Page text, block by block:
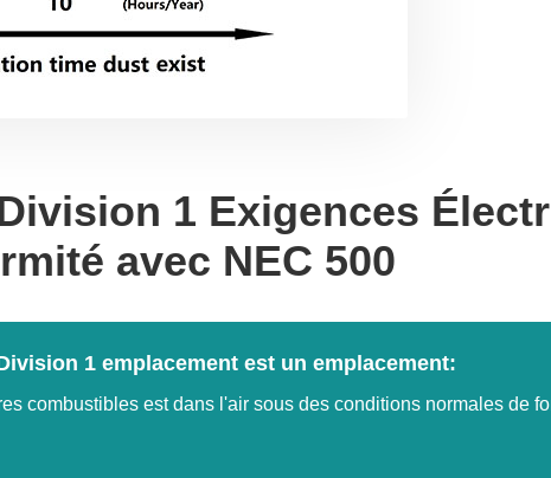
1 Exigences
avec NEC 500
1 emplacement est un emplacement:
combustibles est dans l'air sous des conditions normales de